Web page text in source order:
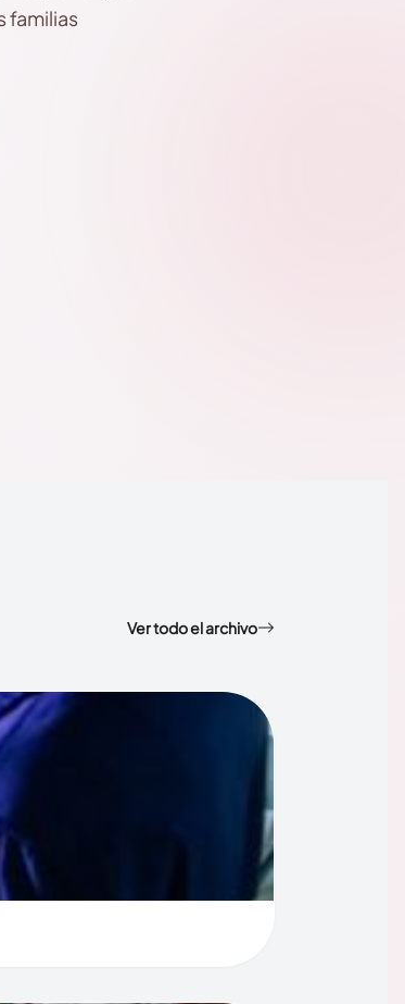
familias
Ver todo el archivo